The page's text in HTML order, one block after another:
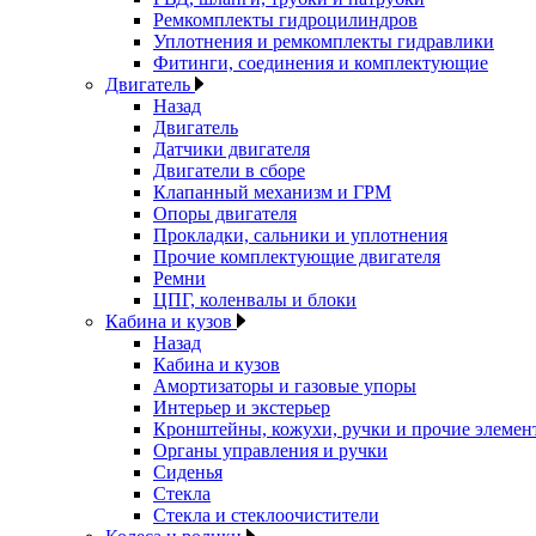
Ремкомплекты гидроцилиндров
Уплотнения и ремкомплекты гидравлики
Фитинги, соединения и комплектующие
Двигатель
Назад
Двигатель
Датчики двигателя
Двигатели в сборе
Клапанный механизм и ГРМ
Опоры двигателя
Прокладки, сальники и уплотнения
Прочие комплектующие двигателя
Ремни
ЦПГ, коленвалы и блоки
Кабина и кузов
Назад
Кабина и кузов
Амортизаторы и газовые упоры
Интерьер и экстерьер
Кронштейны, кожухи, ручки и прочие
Органы управления и ручки
Сиденья
Стекла
Стекла и стеклоочистители